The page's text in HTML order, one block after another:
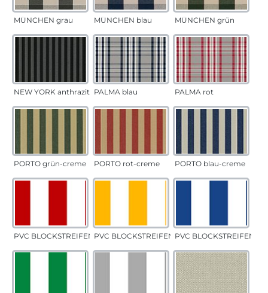
MÜNCHEN grau MÜNCHEN blau MÜNCHEN grün
NEW YORK anthrazit PALMA blau PALMA rot
PORTO grün-creme PORTO rot-creme PORTO blau-creme
PVC BLOCKSTREIFEN rotPVC BLOCKSTREIFEN gelbPVC BLOCKSTREIFEN